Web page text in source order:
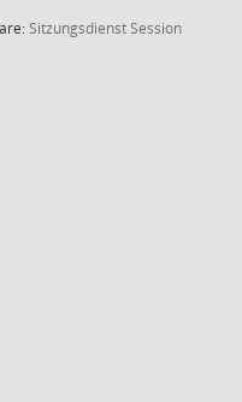
SitzungsdienstSession(Wird in